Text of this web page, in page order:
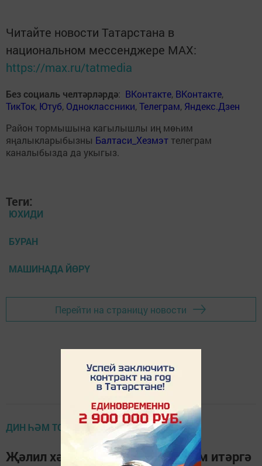
Читайте новости Татарстана в
национальном мессенджере MАХ:
https://max.ru/tatmedia
Без социаль челтәрләрдә: ВКонтакте, ВКонтакте,
ТикТок, Ютуб, Одноклассники,Телеграм, Яндекс.Дзен
Район тормышына кагылышлы иң мөһим
яңалыкларыбызны Балтаси_Хезмэт телеграм
каналыбызда да укыгыз.
Теги:
ЮХИДИ
БУРАН
МАШИНАДА ЙӨРҮ
Перейти на страницу новости
ДИН ҺӘМ ТОРМЫШ
Җәлил хәзрәт Фазлыев: «Бәйрәм итәргә